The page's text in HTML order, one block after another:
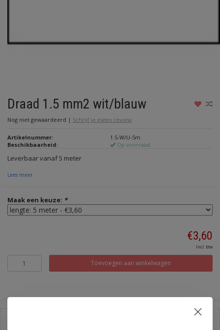
Draad 1.5 mm2 wit/blauw
Nog niet gewaardeerd | Schrijf je eigen review
Artikelnummer:
1.5-W/U-5m
Beschikbaarheid:
Op voorraad
Leverbaar vanaf 5 meter
Lees meer
Maak een keuze: *
€3,60
Incl. btw
Toevoegen aan winkelwagen